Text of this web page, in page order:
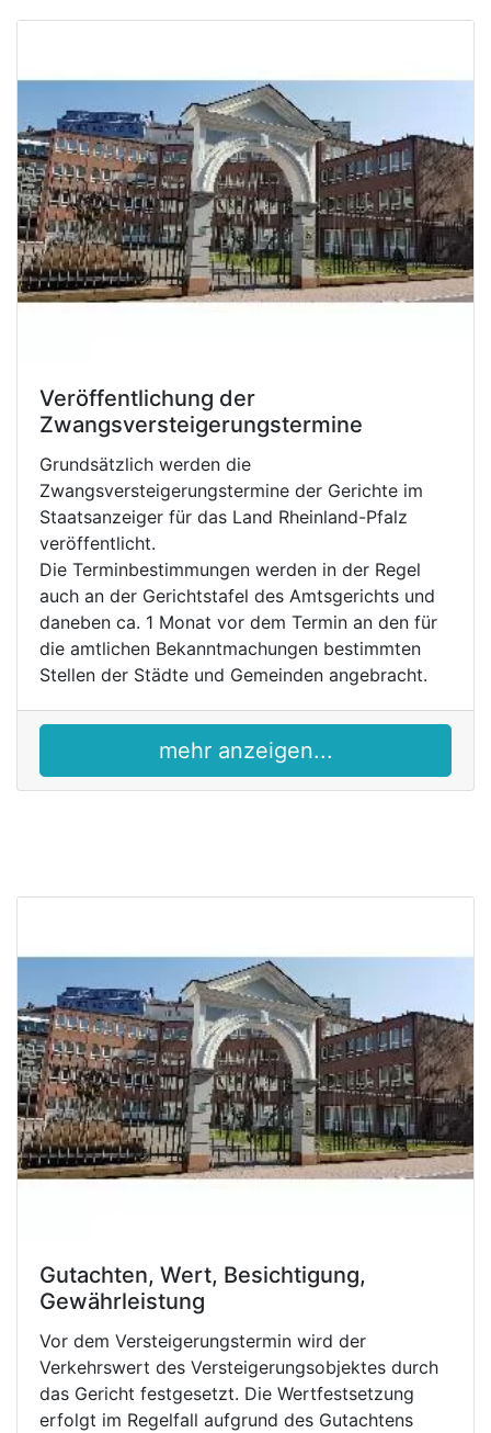
Veröffentlichung der
Zwangsversteigerungstermine
Grundsätzlich werden die
Zwangsversteigerungstermine der Gerichte im
Staatsanzeiger für das Land Rheinland-Pfalz
veröffentlicht.
Die Terminbestimmungen werden in der Regel
auch an der Gerichtstafel des Amtsgerichts und
daneben ca. 1 Monat vor dem Termin an den für
die amtlichen Bekanntmachungen bestimmten
Stellen der Städte und Gemeinden angebracht.
mehr anzeigen...
Gutachten, Wert, Besichtigung,
Gewährleistung
Vor dem Versteigerungstermin wird der
Verkehrswert des Versteigerungsobjektes durch
das Gericht festgesetzt. Die Wertfestsetzung
erfolgt im Regelfall aufgrund des Gutachtens